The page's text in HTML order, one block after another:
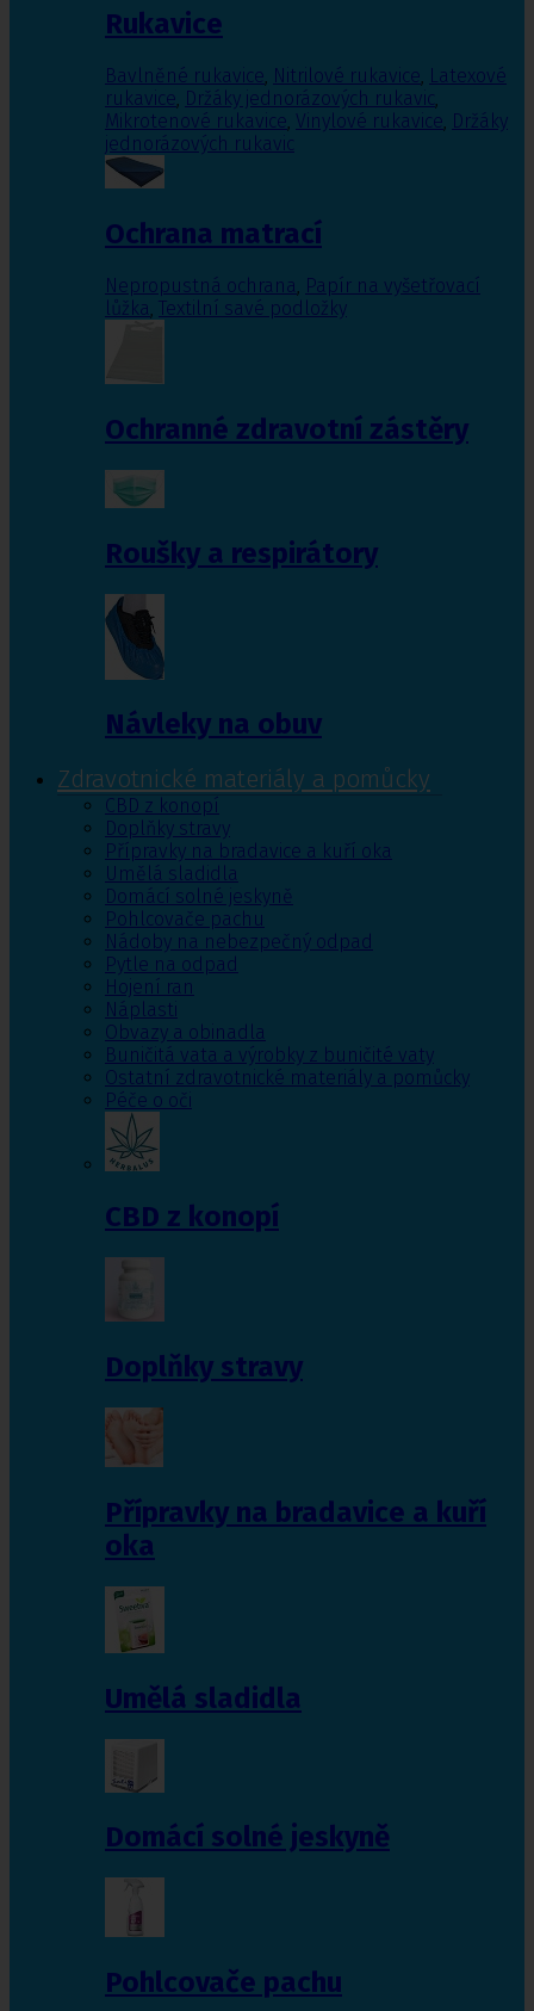
Rukavice
Bavlněné rukavice, Nitrilové rukavice, Latexové
rukavice, Držáky jednorázových rukavic,
Mikrotenové rukavice, Vinylové rukavice, Držáky
jednorázových rukavic
Ochrana matrací
Nepropustná ochrana, Papír na vyšetřovací
lůžka, Textilní savé podložky
Ochranné zdravotní zástěry
Roušky a respirátory
Návleky na obuv
Zdravotnické materiály a pomůcky
CBD z konopí
Doplňky stravy
Přípravky na bradavice a kuří oka
Umělá sladidla
Domácí solné jeskyně
Pohlcovače pachu
Nádoby na nebezpečný odpad
Pytle na odpad
Hojení ran
Náplasti
Obvazy a obinadla
Buničitá vata a výrobky z buničité vaty
Ostatní zdravotnické materiály a pomůcky
Péče o oči
CBD z konopí
Doplňky stravy
Přípravky na bradavice a kuří
oka
Umělá sladidla
Domácí solné jeskyně
Pohlcovače pachu